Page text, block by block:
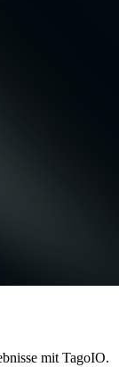
mit TagoIO.